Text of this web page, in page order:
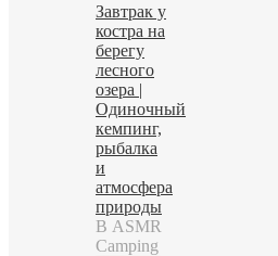
Завтрак у
костра на
берегу
лесного
озера |
Одиночный
кемпинг,
рыбалка
и
атмосфера
природы
В ASMR
Camping